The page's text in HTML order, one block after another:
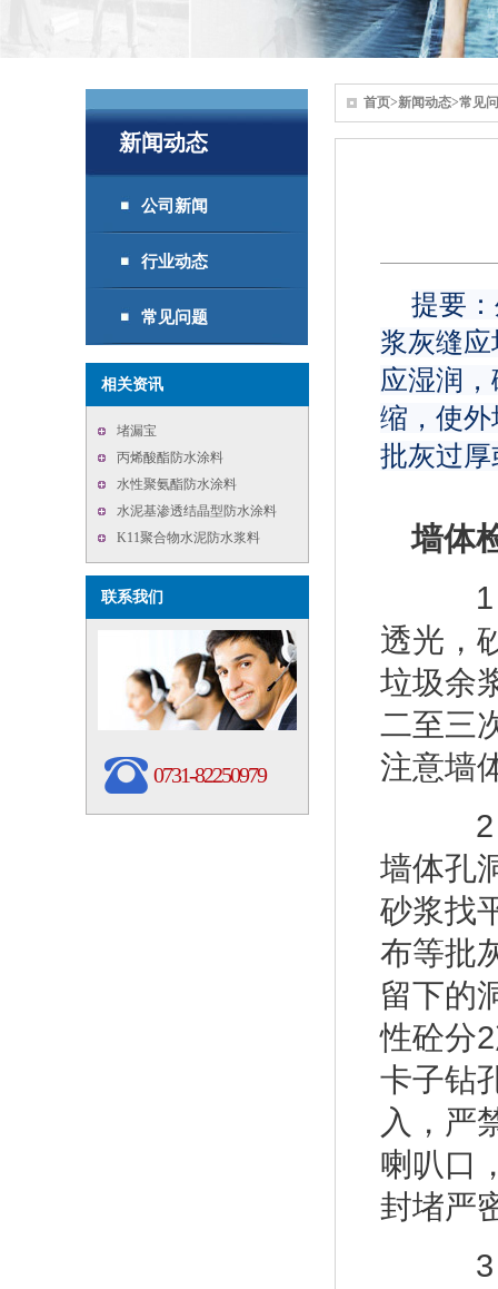
新闻动态
公司新闻
行业动态
常见问题
相关资讯
堵漏宝
丙烯酸酯防水涂料
水性聚氨酯防水涂料
水泥基渗透结晶型防水涂料
K11聚合物水泥防水浆料
联系我们
0731-82250979
首页>新闻动态>常见
提要
浆灰缝
应湿润
缩，使
批灰过
墙体
1
透光，
垃圾余
二至三
注意墙
2
墙体孔
砂浆找
布等批
留下的
性砼分
卡子钻
入，严
喇叭口
封堵严
3